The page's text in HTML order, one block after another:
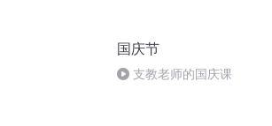
国庆节
支教老师的国庆课